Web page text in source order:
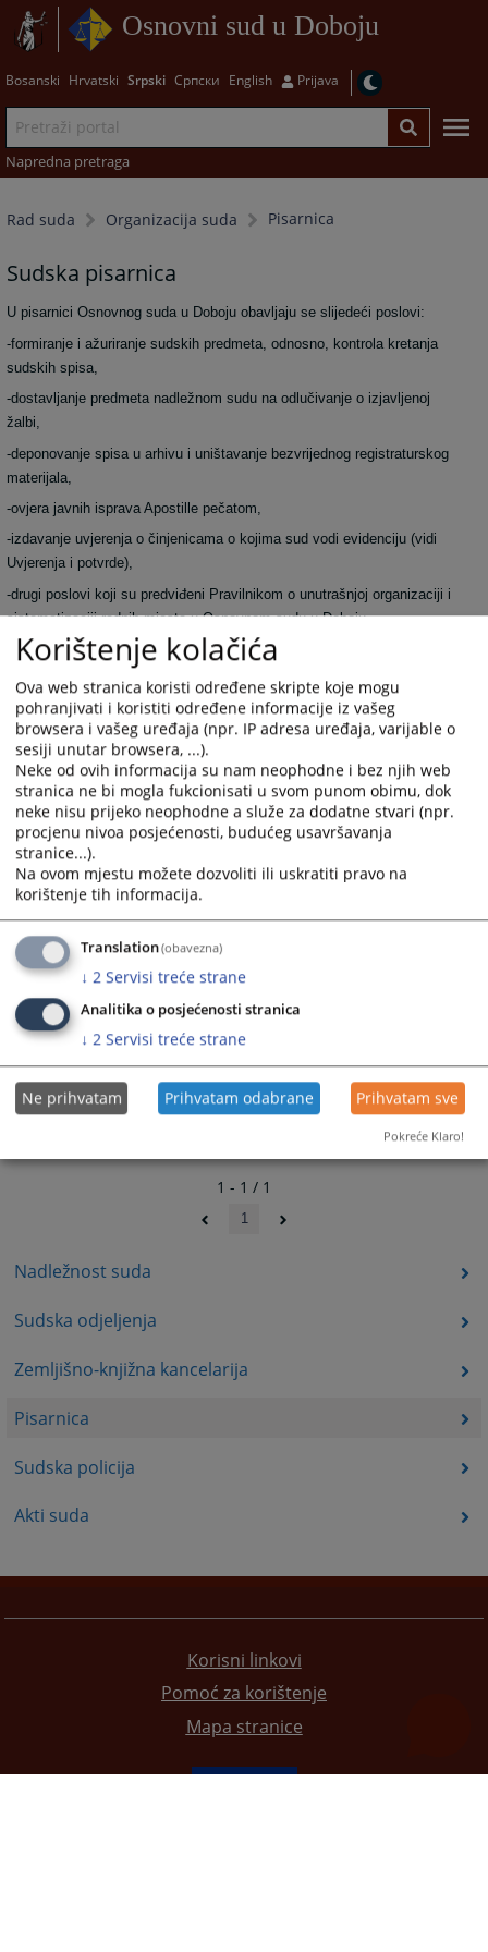
Osnovni sud u Doboju
Bosanski Hrvatski Srpski Српски English Prijava
Napredna pretraga
Rad suda Organizacija suda Pisarnica
Nadležnost suda
Sudska odjeljenja
Zemljišno-knjižna kancelarija
Pisarnica
Sudska policija
Akti suda
Sudska pisarnica
U pisarnici Osnovnog suda u Doboju obavljaju se slijedeći poslovi:
-formiranje i ažuriranje sudskih predmeta, odnosno, kontrola kretanja
sudskih spisa,
-dostavljanje predmeta nadležnom sudu na odlučivanje o izjavljenoj
žalbi,
-deponovanje spisa u arhivu i uništavanje bezvrijednog registraturskog
materijala,
-ovjera javnih isprava Apostille pečatom,
-izdavanje uvjerenja o činjenicama o kojima sud vodi evidenciju (vidi
Uvjerenja i potvrde),
-drugi poslovi koji su predviđeni Pravilnikom o unutrašnjoj organizaciji i
sistematizaciji radnih mjesta u Osnovnom sudu u Doboju.
Ove poslove obavljaju zaposleni na radnim mjestima referenta za
upravljanje predmetima, referenta za unos dokumenata i referenta za
prijem i otpremu pošte.
Sudska pisarnica smještena je u prizemlju zgrade suda u kancelariji
broj 3, a kontakt telefoni su 053/242-080 i 053/242-781, lokal 116.
2782PREGLEDA
1 - 1 / 1
1
Korisni linkovi
Pomoć za korištenje
Mapa stranice
Korištenje kolačića
Ova web stranica koristi određene skripte koje mogu
pohranjivati i koristiti određene informacije iz vašeg
browsera i vašeg uređaja (npr. IP adresa uređaja, varijable o
sesiji unutar browsera, ...).
Neke od ovih informacija su nam neophodne i bez njih web
stranica ne bi mogla fukcionisati u svom punom obimu, dok
neke nisu prijeko neophodne a služe za dodatne stvari (npr.
procjenu nivoa posjećenosti, budućeg usavršavanja
stranice...).
Na ovom mjestu možete dozvoliti ili uskratiti pravo na
korištenje tih informacija.
Translation(obavezna)
↓ 2 Servisi treće strane
Analitika o posjećenosti stranica
↓ 2 Servisi treće strane
Ne prihvatam Prihvatam odabrane Prihvatam sve
Pokreće Klaro!